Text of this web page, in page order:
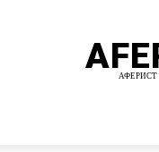
АФЕРИСТ